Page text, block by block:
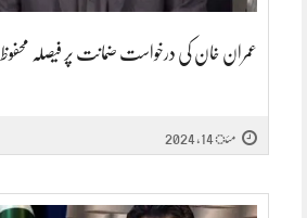
عمران خان کی درخواست ضمانت پر فیصلہ محفوظ
مئ 14, 2024